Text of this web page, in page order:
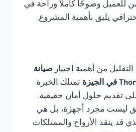
للعميل وضوحًا كاملاً وراحة في
يليق بأهمية المشروع.
من أهمية اختيار صيانة
تمتلك الخبرة
على تقديم حلول أمان حقيقية.
ليست مجرد أجهزة، بل هي
قد ينقذ الأرواح والممتلكات